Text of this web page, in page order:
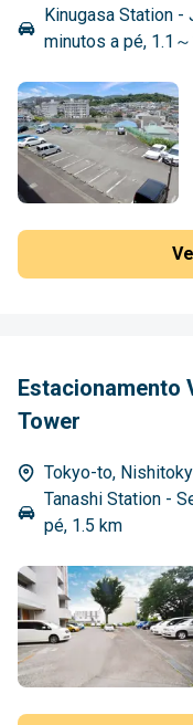
Kinugasa Station -
minutos a pé, 1.1
Estacionamento
Tower
Tokyo-to,
Tanashi Station -
pé, 1.5 km